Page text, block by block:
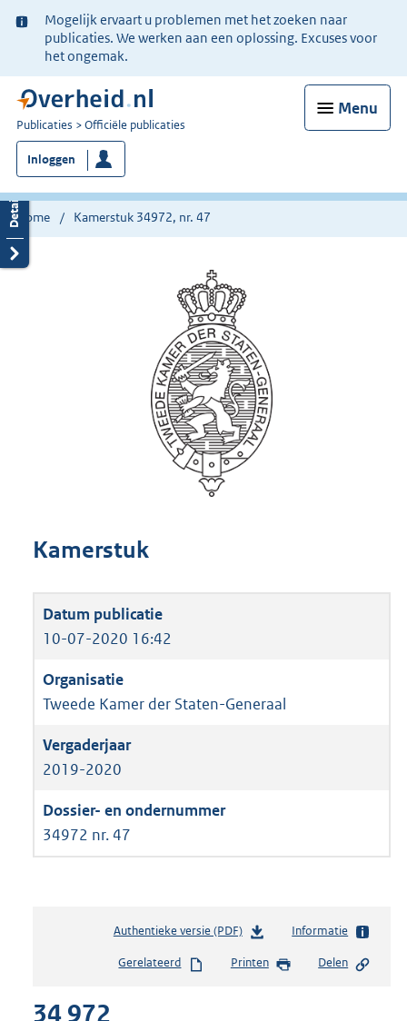
Ter
informatie:
Mogelijk ervaart u problemen met het zoeken naar
publicaties. We werken aan een oplossing. Excuses voor
het ongemak.
Menu
U
bent
nu
hier:
Publicaties Officiële publicaties
Inloggen
Home Kamerstuk 34972, nr. 47
Kamerstuk
10-07-2020 16:42
Tweede Kamer der Staten-Generaal
2019-2020
34972 nr. 47
Authentieke versie (PDF)b
s
Informatie
Gerelateerd Printen Delen
34 972